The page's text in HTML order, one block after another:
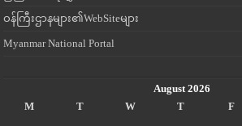
ဝန်ကြီးဌာနများ၏WebSiteများ
Myanmar National Portal
August 2026
M
T W T F